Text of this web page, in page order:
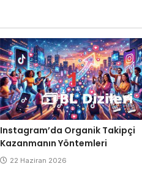
Instagram’da Organik Takipçi
Kazanmanın Yöntemleri
22 Haziran 2026